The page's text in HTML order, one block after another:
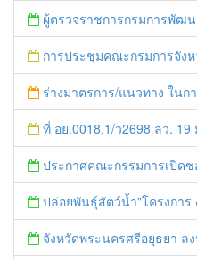
ผู้ตรวจราชการกรมการพัฒนาชุมชน คัดเลือกข้าราชการและลูกจ้างดีเด่น และหน่วยง
การประชุมคณะกรมการจังหวัด/หน.ส่วนราชการปร
ร่างมาตรการ/แนวทาง ในการดำเนินการประกอบการต
ที่ อย.0018.1/ว2698 ลว. 19 มิ.ย.58 เรื่อง การแก้ไ
ประกาศคณะกรรมการเปิดซ
ปล่อยพันธุ์สัตว์น้ำ"โครงการ ๕๐ ล้านกุ้ง/ปลา
จังหวัดพระนครศรีอยุธยา ลงนามบันทึกข้อตกลง (MOU) ว่าด้วยความร่วมมือในก